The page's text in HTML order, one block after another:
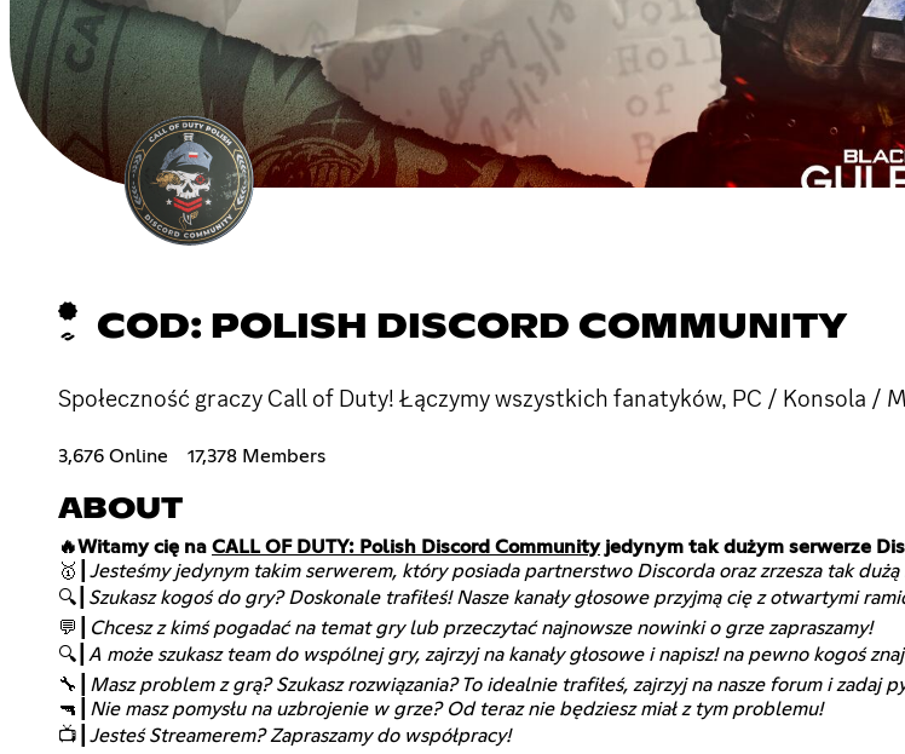
COD: POLISH DISCORD COMMUNITY
Społeczność graczy Call of Duty! Łączymy wszystkich fanatyków, PC / Konsola /
3,676 Online 17,378 Members
ABOUT
🔥Witamy cię na CALL OF DUTY: Polish Discord Communityjedynym tak dużym serwerze
🥇┃ Jesteśmy jedynym takim serwerem, który posiada partnerstwo Discorda oraz zrzesza tak
🔍┃ Szukasz kogoś do gry? Doskonale trafiłeś! Nasze kanały głosowe przyjmą cię z otwartymi
💬┃
Chcesz z kimś pogadać na temat gry lub przeczytać najnowsze nowinki o grze zapraszamy!
🔍┃ A może szukasz team do wspólnej gry, zajrzyj na kanały głosowe i napisz! na pewno kogoś
🔧┃
Masz problem z grą? Szukasz rozwiązania? To idealnie trafiłeś, zajrzyj na nasze forum i zadaj
🔫┃
Nie masz pomysłu na uzbrojenie w grze? Od teraz nie będziesz miał z tym problemu!
📺┃ Jesteś Streamerem? Zapraszamy do współpracy!